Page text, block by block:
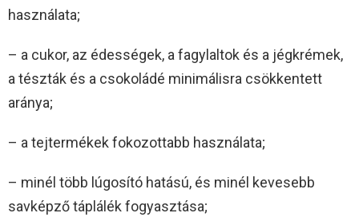
használata;
– a cukor, az édességek, a fagylaltok és a jégkrémek,
a tészták és a csokoládé minimálisra csökkentett
aránya;
– a tejtermékek fokozottabb használata;
– minél több lúgosító hatású, és minél kevesebb
savképző táplálék fogyasztása;